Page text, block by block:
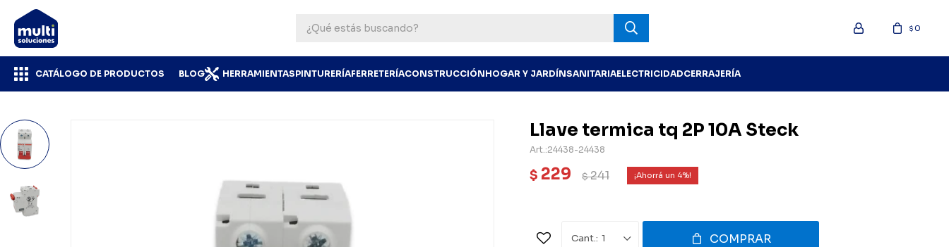
CATÁLOGO DE PRODUCTOS BLOG HERRAMIENTASPINTURERÍAFERRETERÍACONSTRUCCIÓNHOGAR Y JARDÍNSANITARIAELECTRICIDADCERRAJERÍA
$0
Llave termica tq 2P 10A Steck
24438-24438
$ 229 $241 4
1 COMPRAR